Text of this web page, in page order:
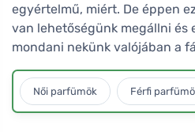
egyértelmű, miért. De éppen
van lehetőségünk megállni és
mondani nekünk valójában a
Női parfümök Férfi